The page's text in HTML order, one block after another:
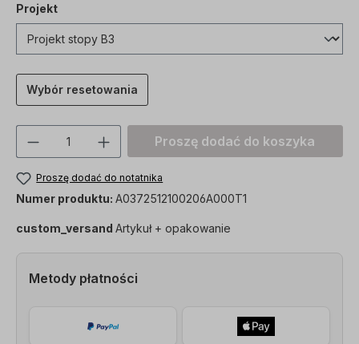
Projekt
Wybór resetowania
Ilość produktu: Proszę wprowadzić
Proszę dodać do koszyka
Proszę dodać do notatnika
Numer produktu: A0372512100206A000T1
custom_versand Artykuł + opakowanie
Metody płatności